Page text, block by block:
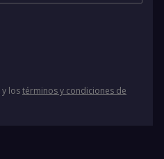
y lostérminos y condiciones de